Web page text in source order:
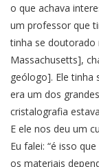
o que achava
um professor que
tinha se
Massachusetts],
geólogo]. Ele
era um dos
cristalografia
E ele nos deu um
Eu falei: “é isso
os materiais